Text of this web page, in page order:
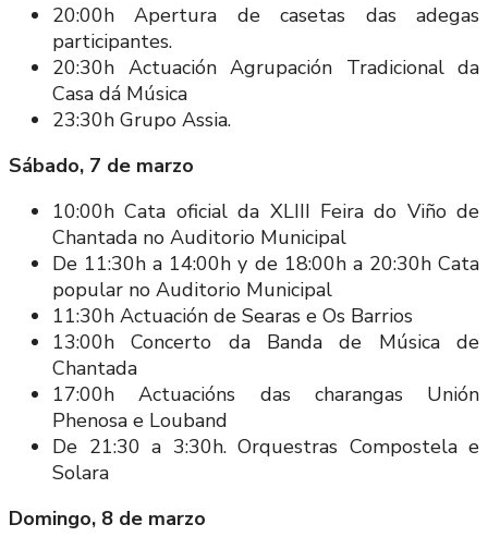
20:00h Apertura de casetas das adegas
participantes.
20:30h Actuación Agrupación Tradicional da
Casa dá Música
23:30h Grupo Assia.
Sábado, 7 de marzo
10:00h Cata oficial da XLIII Feira do Viño de
Chantada no Auditorio Municipal
De 11:30h a 14:00h y de 18:00h a 20:30h Cata
popular no Auditorio Municipal
11:30h Actuación de Searas e Os Barrios
13:00h Concerto da Banda de Música de
Chantada
17:00h Actuacións das charangas Unión
Phenosa e Louband
De 21:30 a 3:30h. Orquestras Compostela e
Solara
Domingo, 8 de marzo